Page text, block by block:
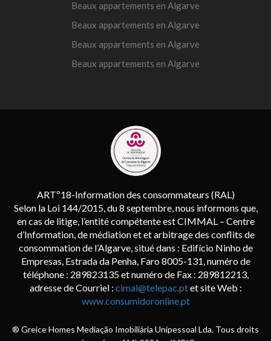
Beaux appartements en Algarve
Beaux appartements en Algarve
Beaux appartements en Algarve
Beaux appartements en Algarve
ARTº18-Information des consommateurs (RAL)
Selon la Loi 144/2015, du 8 septembre, nous informons que,
en cas de litige, l’entité compétente est CIMMAL – Centre
d’Information, de médiation et et arbitrage des conflits de
consommation de l’Algarve, situé dans : Edifício Ninho de
Empresas, Estrada da Penha, Faro 8005-131, numéro de
téléphone : 289823135 et numéro de Fax : 289812213,
adresse de Courriel : cimal@telepac.ptet site Web :
www.consumidoronline.pt
® Greice Homes Mediação Imobiliária Unipessoal Lda. Tous droits